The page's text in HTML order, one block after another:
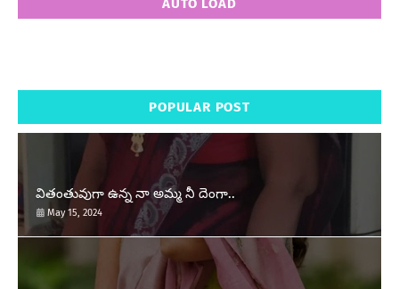
AUTO LOAD
POPULAR POST
వితంతువుగా ఉన్న నా అమ్మ నీ దెంగా..
May 15, 2024